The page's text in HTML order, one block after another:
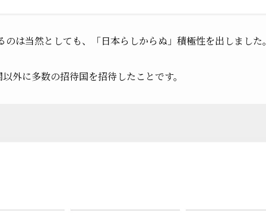
は当然としても、「日本らしからぬ」積極性を出しました。
外に多数の招待国を招待したことです。